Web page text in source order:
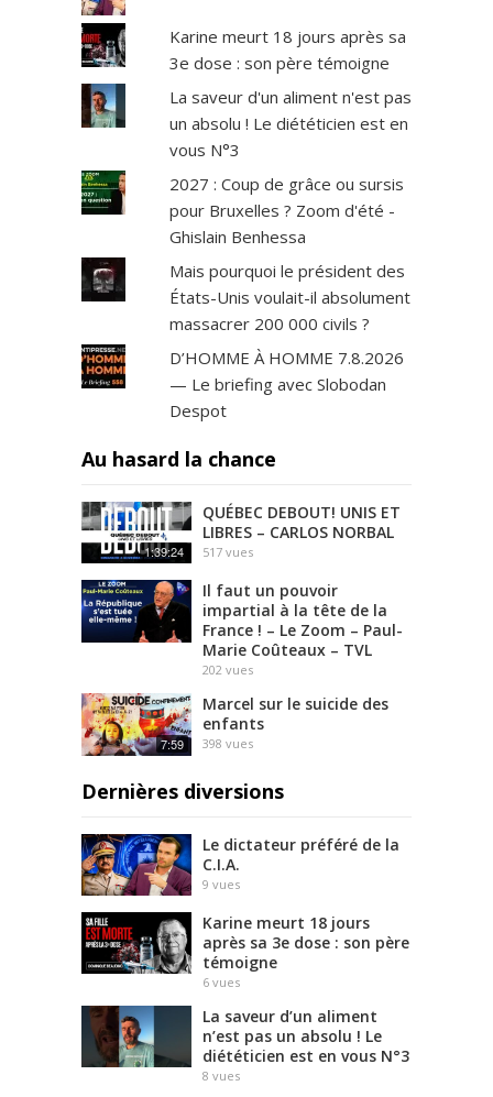
Karine meurt 18 jours après sa
3e dose : son père témoigne
La saveur d'un aliment n'est pas
un absolu ! Le diététicien est en
vous N°3
2027 : Coup de grâce ou sursis
pour Bruxelles ? Zoom d'été -
Ghislain Benhessa
Mais pourquoi le président des
États-Unis voulait-il absolument
massacrer 200 000 civils ?
D’HOMME À HOMME 7.8.2026
— Le briefing avec Slobodan
Despot
Au hasard la chance
1:39:24
QUÉBEC DEBOUT! UNIS ET
LIBRES – CARLOS NORBAL
517 vues
Il faut un pouvoir
impartial à la tête de la
France ! – Le Zoom – Paul-
Marie Coûteaux – TVL
202 vues
7:59
Marcel sur le suicide des
enfants
398 vues
Dernières diversions
Le dictateur préféré de la
C.I.A.
9 vues
Karine meurt 18 jours
après sa 3e dose : son père
témoigne
6 vues
La saveur d’un aliment
n’est pas un absolu ! Le
diététicien est en vous N°3
8 vues